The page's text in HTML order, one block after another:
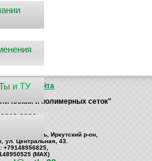
и ТУ
Карта сайта
и полимерных сеток"
2012-2026
область, Иркутский р-он,
ул. Центральная, 43.
+79148956825,
(MAX)